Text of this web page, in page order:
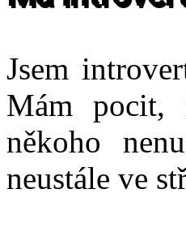
Jsem
Mám pocit,
někoho
neustále ve